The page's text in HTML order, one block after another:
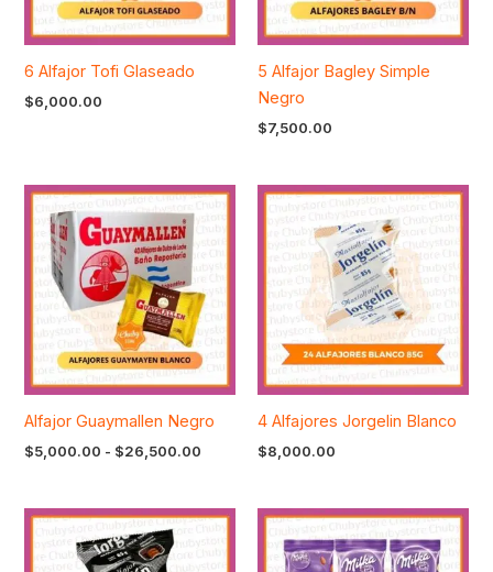
6 Alfajor Tofi Glaseado
$6,000.00
5 Alfajor Bagley Simple
Negro
$7,500.00
Alfajor Guaymallen Negro
$5,000.00 - $26,500.00
Rango
de
precios:
$26,500.00
4 Alfajores Jorgelin Blanco
$8,000.00
Rango
precios: